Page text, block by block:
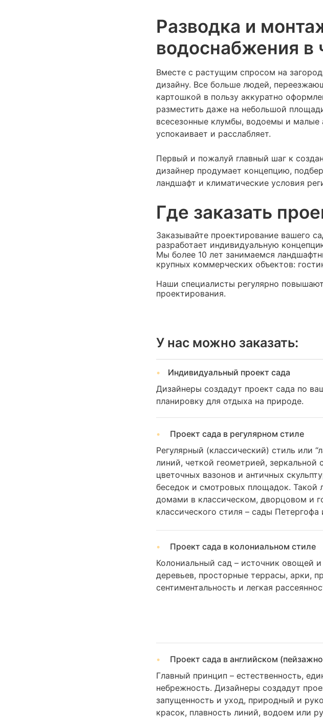
Разводка и
водоснабжения
Вместе с растущим спросом на
дизайну. Все больше людей,
картошкой в пользу аккуратно
разместить даже на небольшой
всесезонные клумбы, водоемы и малые
успокаивает и расслабляет.
Первый и пожалуй главный шаг к
дизайнер продумает концепцию,
ландшафт и климатические условия
Где заказать
Заказывайте проектирование вашего
разработает индивидуальную
Мы более 10 лет занимаемся
крупных коммерческих объектов:
Наши специалисты регулярно
проектирования.
У нас можно заказать:
Индивидуальный проект сада
Дизайнеры создадут проект сада по
планировку для отдыха на природе.
Проект сада в регулярном стиле
Регулярный (классический) стиль или
линий, четкой геометрией,
цветочных вазонов и античных
беседок и смотровых площадок. Такой
домами в классическом, дворцовом и
классического стиля – сады Петергофа
Проект сада в колониальном стиле
Колониальный сад – источник овощей
деревьев, просторные террасы, арки,
сентиментальность и легкая
Проект сада в английском
Главный принцип – естественность,
небрежность. Дизайнеры создадут
запущенность и уход, природный и
красок, плавность линий, водоем или